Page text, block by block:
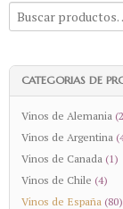
CATEGORIAS DE
Vinos de Alemania
Vinos de Argentina
Vinos de Canada (1)
Vinos de Chile (4)
Vinos de España (80)